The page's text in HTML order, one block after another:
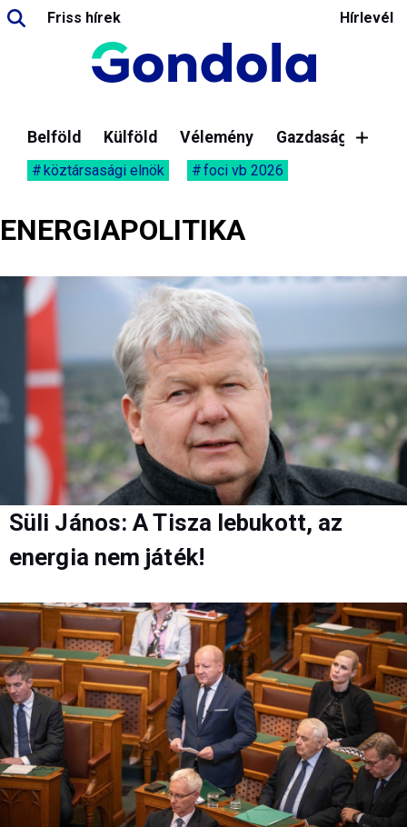
Friss hírek Hírlevél
Belföld Külföld Vélemény Gazdaság
köztársasági elnök foci vb 2026
ENERGIAPOLITIKA
Süli János: A Tisza lebukott, az
energia nem játék!